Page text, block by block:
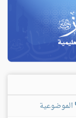
الموضوعية